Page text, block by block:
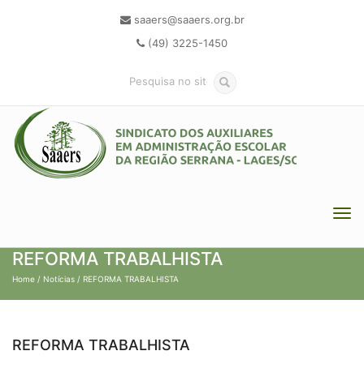
saaers@saaers.org.br
(49) 3225-1450
REFORMA TRABALHISTA
Home / Notícias / REFORMA TRABALHISTA
REFORMA TRABALHISTA